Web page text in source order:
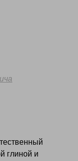
глиной и